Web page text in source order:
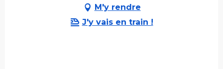
M'y rendre
J'y vais en train !